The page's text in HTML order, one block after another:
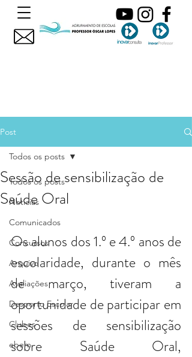
Post
Todos os posts
Noticias
Comunicados
Concursos
Arquivo
Avaliações
Desporto Escolar
Clubes
ebem
Todos os posts
Sessão de sensibilização de
Saúde Oral
Os alunos dos 1.º e 4.º anos de
escolaridade, durante o mês
de março, tiveram a
oportunidade de participar em
sessões de sensibilização
sobre Saúde Oral,